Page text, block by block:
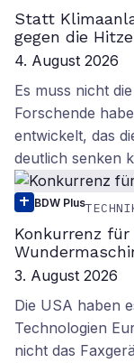
Statt
gegen die Hitze
4. August 2026
Es muss nicht
Forschende
entwickelt, das
deutlich senken
BDW Plus
Konkurrenz
3. August 2026
Die USA haben
Technologien
nicht das